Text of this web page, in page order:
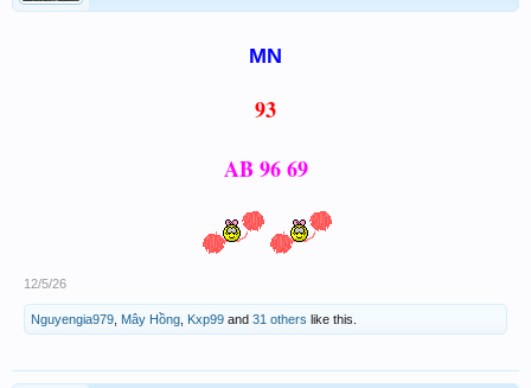
MN
93
AB 96 69
12/5/26
Nguyengia979 Mây Hồng Kxp99 and 31 others like this.